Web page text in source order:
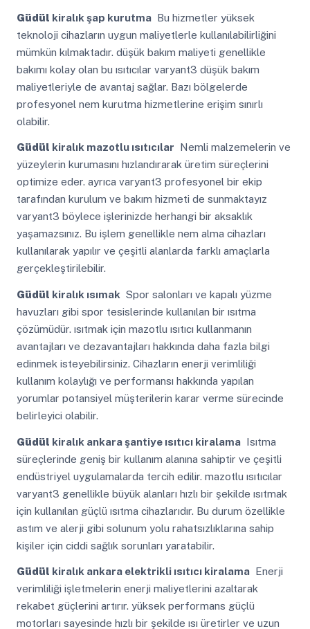
Güdül kiralık şap kurutmaBu hizmetler yüksek
teknoloji cihazların uygun maliyetlerle kullanılabilirliğini
mümkün kılmaktadır. düşük bakım maliyeti genellikle
bakımı kolay olan bu ısıtıcılar varyant3 düşük bakım
maliyetleriyle de avantaj sağlar. Bazı bölgelerde
profesyonel nem kurutma hizmetlerine erişim sınırlı
olabilir.
Güdül kiralık mazotlu ısıtıcılar Nemli malzemelerin ve
yüzeylerin kurumasını hızlandırarak üretim süreçlerini
optimize eder. ayrıca varyant3 profesyonel bir ekip
tarafından kurulum ve bakım hizmeti de sunmaktayız
varyant3 böylece işlerinizde herhangi bir aksaklık
yaşamazsınız. Bu işlem genellikle nem alma cihazları
kullanılarak yapılır ve çeşitli alanlarda farklı amaçlarla
gerçekleştirilebilir.
Güdül kiralık ısımak Spor salonları ve kapalı yüzme
havuzları gibi spor tesislerinde kullanılan bir ısıtma
çözümüdür. ısıtmak için mazotlu ısıtıcı kullanmanın
avantajları ve dezavantajları hakkında daha fazla bilgi
edinmek isteyebilirsiniz. Cihazların enerji verimliliği
kullanım kolaylığı ve performansı hakkında yapılan
yorumlar potansiyel müşterilerin karar verme sürecinde
belirleyici olabilir.
Güdül kiralık ankara şantiye ısıtıcı kiralamaIsıtma
süreçlerinde geniş bir kullanım alanına sahiptir ve çeşitli
endüstriyel uygulamalarda tercih edilir. mazotlu ısıtıcılar
varyant3 genellikle büyük alanları hızlı bir şekilde ısıtmak
için kullanılan güçlü ısıtma cihazlarıdır. Bu durum özellikle
astım ve alerji gibi solunum yolu rahatsızlıklarına sahip
kişiler için ciddi sağlık sorunları yaratabilir.
Güdül kiralık ankara elektrikli ısıtıcı kiralamaEnerji
verimliliği işletmelerin enerji maliyetlerini azaltarak
rekabet güçlerini artırır. yüksek performans güçlü
motorları sayesinde hızlı bir şekilde ısı üretirler ve uzun